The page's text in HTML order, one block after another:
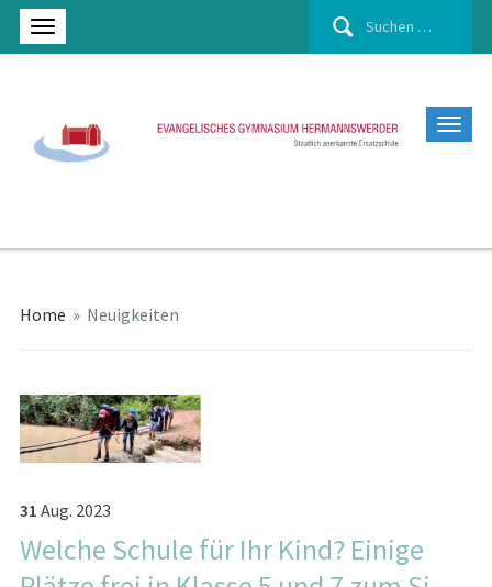
Suchen
Home » Neuigkeiten
31 Aug. 2023
Welche Schule für Ihr Kind? Einige